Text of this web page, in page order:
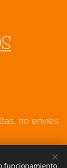
no envíes
funcionamiento